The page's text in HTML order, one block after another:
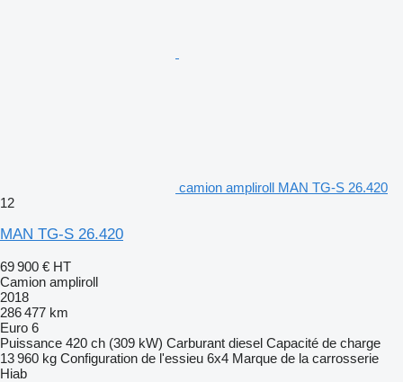
camion ampliroll MAN TG-S 26.420
12
MAN TG-S 26.420
69 900 € HT
Camion ampliroll
2018
286 477 km
Euro 6
Puissance 420 ch (309 kW) Carburant diesel Capacité de charge
13 960 kg Configuration de l'essieu 6x4 Marque de la carrosserie
Hiab